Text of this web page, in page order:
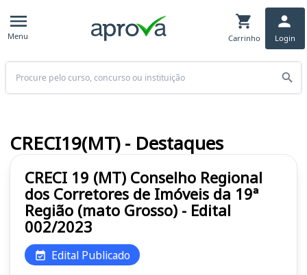
Menu Carrinho Login
Buscar
CRECI 19 (MT) Conselho Regional
dos Corretores de Imóveis da 19ª
Região (mato Grosso) - Edital
002/2023
Edital Publicado
CRECI19(MT) - Destaques